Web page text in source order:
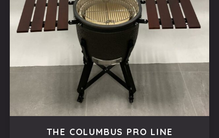
THE COLUMBUS PRO LINE